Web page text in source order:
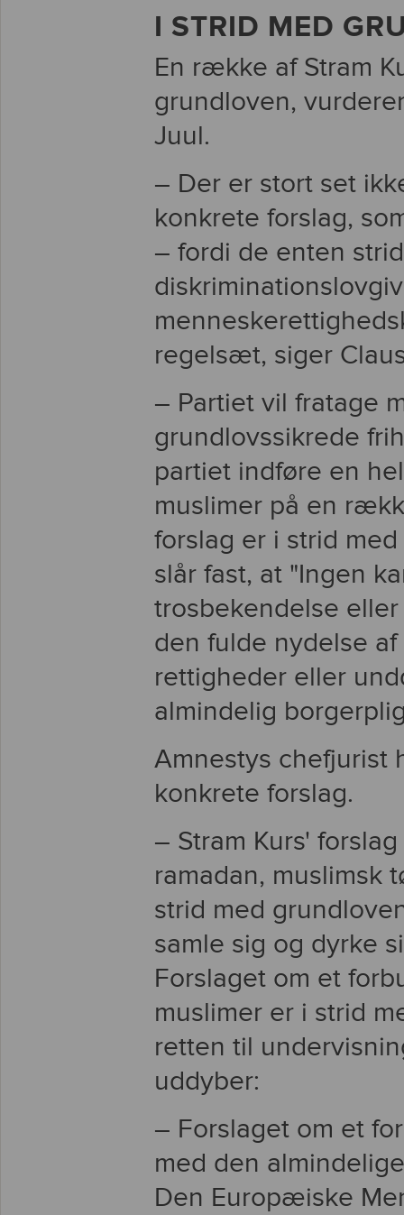
I STRID MED
En række af Stram
grundloven,
Juul.
– Der er stort set
konkrete forslag,
– fordi de enten
regelsæt, siger
– Partiet vil fratage
grundlovssikrede
partiet indføre en
muslimer på en
forslag er i strid
slår fast, at "Ingen
trosbekendelse
den fulde nydelse
rettigheder eller
almindelig
Amnestys chefjurist
konkrete forslag.
– Stram Kurs'
ramadan, muslimsk
strid med
samle sig og dyrke
Forslaget om et
muslimer er i strid
retten til
uddyber:
– Forslaget om et
med den
Den Europæiske